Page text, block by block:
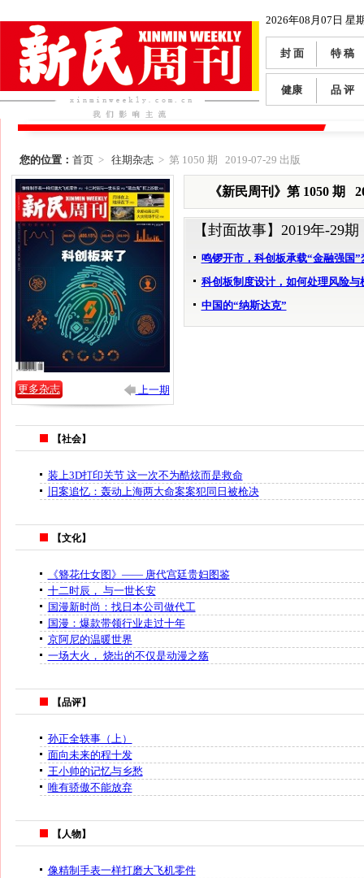
2026年08月07日 星
封 面 特 稿
健康 品 评
您的位置： 首页> 往期杂志> 第 1050 期 2019-07-29 出版
更多杂志 上一期
《新民周刊》第 1050 期
【封面故事】 2019年-29期
鸣锣开市，科创板承载“金融强国”
科创板制度设计，如何处理风险与
中国的“纳斯达克”
【社会】
装上3D打印关节 这一次不为酷炫而是救命
旧案追忆：轰动上海两大命案案犯同日被枪决
【文化】
《簪花仕女图》—— 唐代宫廷贵妇图鉴
十二时辰， 与一世长安
国漫新时尚：找日本公司做代工
国漫：爆款带领行业走过十年
京阿尼的温暖世界
一场大火， 烧出的不仅是动漫之殇
【品评】
孙正全轶事（上）
面向未来的程十发
王小帅的记忆与乡愁
唯有骄傲不能放弃
【人物】
像精制手表一样打磨大飞机零件